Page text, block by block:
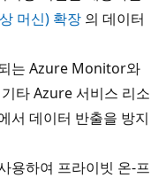
머신) 확장 의 데이터
는 Azure Monitor와
타 Azure 서비스 리소
서 데이터 반출을 방지
용하여 프라이빗 온-프